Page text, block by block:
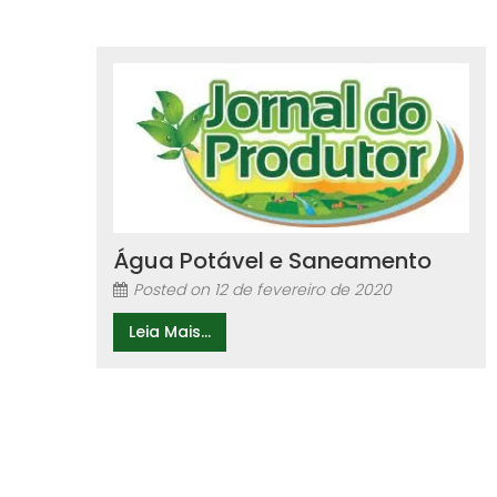
Água Potável e Saneamento
Posted on 12 de fevereiro de 2020
Leia Mais...